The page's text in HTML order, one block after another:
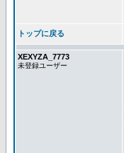
トップに戻る
XEXYZA_7773
未登録ユーザー